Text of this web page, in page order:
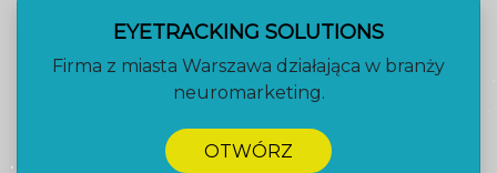
EYETRACKING SOLUTIONS
Firma z miasta Warszawa działająca w branży
neuromarketing.
OTWÓRZ